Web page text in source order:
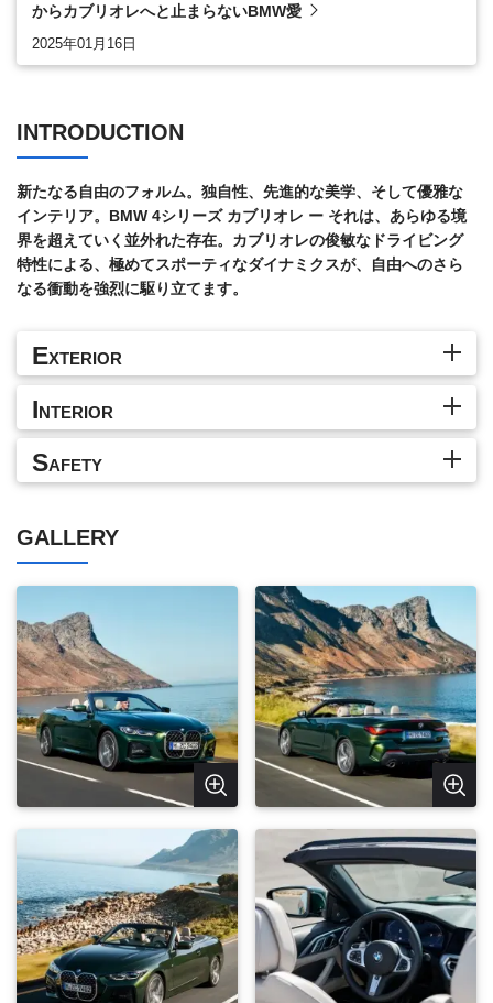
からカブリオレへと止まらないBMW愛
2025年01月16日
INTRODUCTION
新たなる自由のフォルム。独自性、先進的な美学、そして優雅な
インテリア。BMW 4シリーズ カブリオレ ー それは、あらゆる境
界を超えていく並外れた存在。カブリオレの俊敏なドライビング
特性による、極めてスポーティなダイナミクスが、自由へのさら
なる衝動を強烈に駆り立てます。
EXTERIOR
INTERIOR
SAFETY
GALLERY